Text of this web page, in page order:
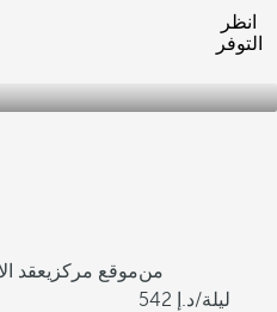
انظر
التوفر
موقع مركزيعقد
من
542
/ليلة